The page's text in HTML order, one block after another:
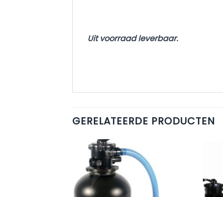
Uit voorraad leverbaar.
GERELATEERDE PRODUCTEN